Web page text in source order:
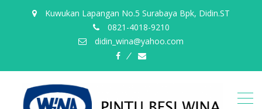
Kuwukan Lapangan No.5 Surabaya Bpk, Didin.ST
0821-4018-9210
didin_wina@yahoo.com
fb email